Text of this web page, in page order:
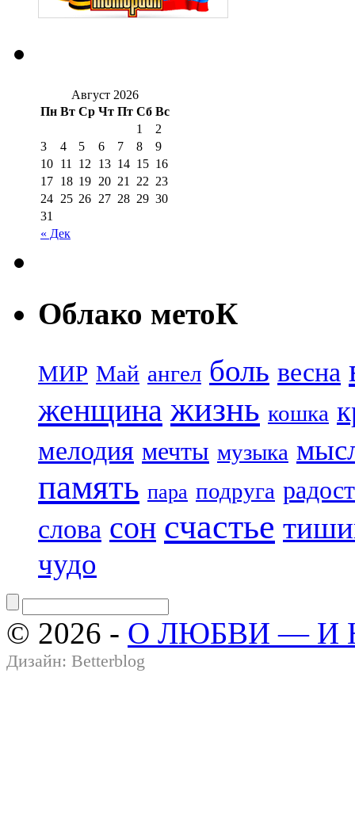
Август 2026
Пн Вт Ср Чт Пт Сб Вс
« Дек
1
2
3
4 5 6 7 8
9
10 11 12 13 14 15 16
17 18 19 20 21 22 23
24 25 26 27 28 29 30
31
Облако метоК
МИР Май ангел боль весна
женщина жизнь кошка
мелодия мечты музыка
память пара подруга
слова сон счастье
чудо
© 2026 - О ЛЮБВИ — И
Дизайн: Betterblog